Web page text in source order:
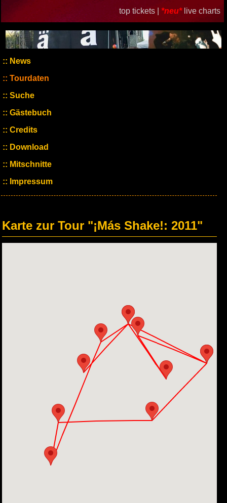
top tickets | *neu* live charts
News
Tourdaten
Suche
Gästebuch
Credits
Download
Mitschnitte
Impressum
Karte zur Tour "¡Más Shake!: 2011"